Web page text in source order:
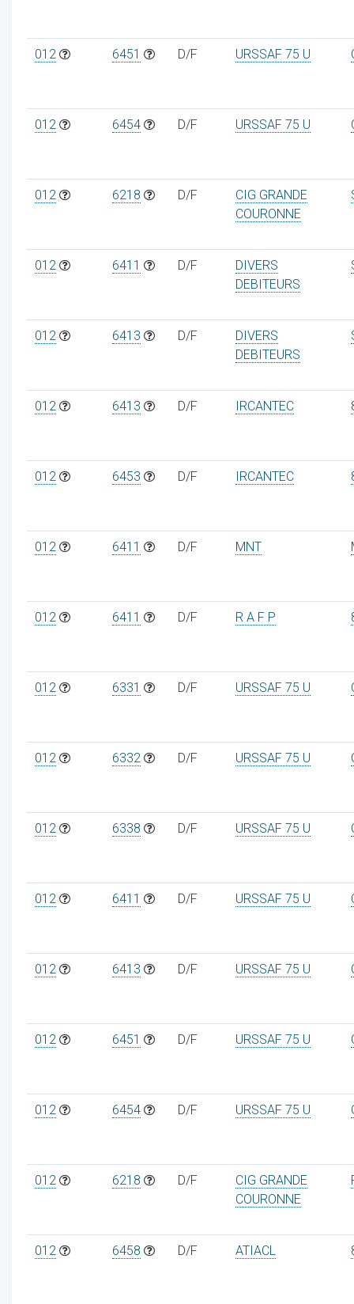
012 6451 D/F URSSAF 75 U
012 6454 D/F URSSAF 75 U
012 6218 D/F
CIG GRANDE
COURONNE
012 6411 D/F
DIVERS
DEBITEURS
012 6413 D/F
DIVERS
DEBITEURS
012 6413 D/F IRCANTEC
012 6453 D/F IRCANTEC
012 6411 D/F MNT
012 6411 D/F R A F P
012 6331 D/F URSSAF 75 U
012 6332 D/F URSSAF 75 U
012 6338 D/F URSSAF 75 U
012 6411 D/F URSSAF 75 U
012 6413 D/F URSSAF 75 U
012 6451 D/F URSSAF 75 U
012 6454 D/F URSSAF 75 U
012 6218 D/F
CIG GRANDE
COURONNE
012 6458 D/F ATIACL